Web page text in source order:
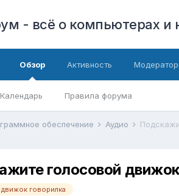
- всё о компьютерах и
Обзор
Календарь Правила форума
Активность
обеспечение Аудио
голосовой
говорилка